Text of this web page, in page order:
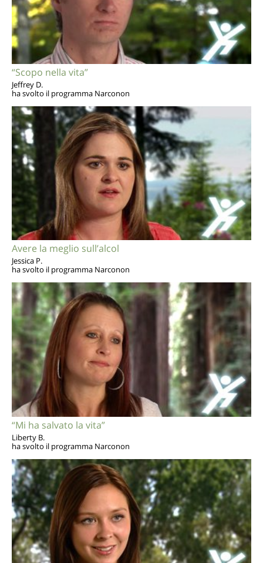
“Scopo nella vita”
Jeffrey D.
ha svolto il programma Narconon
Avere la meglio sull’alcol
Jessica P.
ha svolto il programma Narconon
“Mi ha salvato la vita”
Liberty B.
ha svolto il programma Narconon